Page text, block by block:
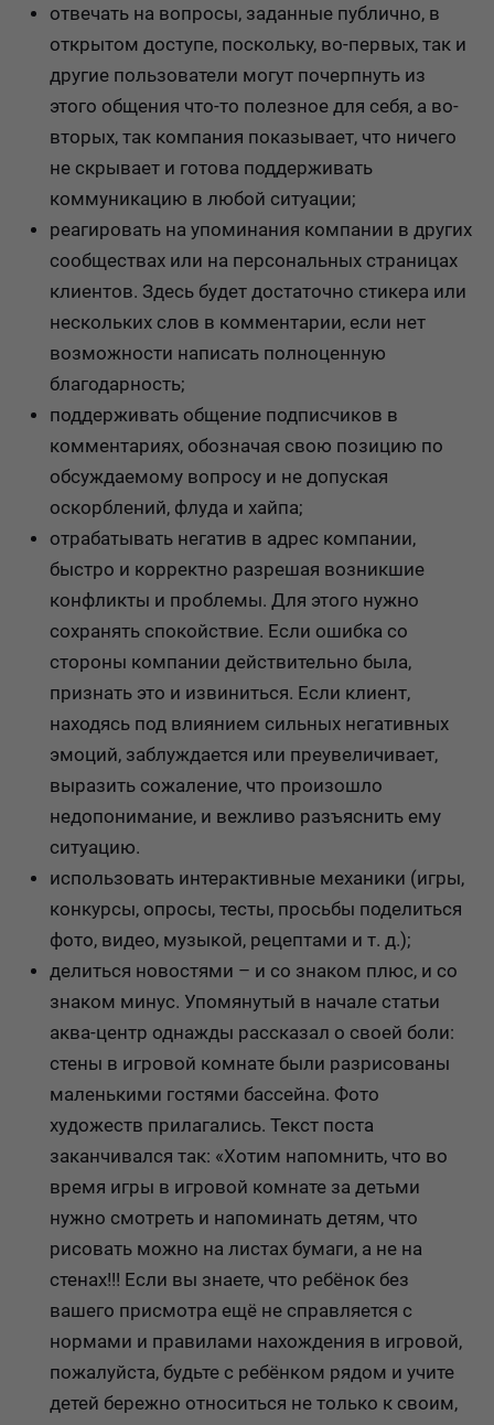
отвечать на вопросы, заданные публично, в
открытом доступе, поскольку, во-первых, так и
другие пользователи могут почерпнуть из
этого общения что-то полезное для себя, а во-
вторых, так компания показывает, что ничего
не скрывает и готова поддерживать
коммуникацию в любой ситуации;
реагировать на упоминания компании в других
сообществах или на персональных страницах
клиентов. Здесь будет достаточно стикера или
нескольких слов в комментарии, если нет
возможности написать полноценную
благодарность;
поддерживать общение подписчиков в
комментариях, обозначая свою позицию по
обсуждаемому вопросу и не допуская
оскорблений, флуда и хайпа;
отрабатывать негатив в адрес компании,
быстро и корректно разрешая возникшие
конфликты и проблемы. Для этого нужно
сохранять спокойствие. Если ошибка со
стороны компании действительно была,
признать это и извиниться. Если клиент,
находясь под влиянием сильных негативных
эмоций, заблуждается или преувеличивает,
выразить сожаление, что произошло
недопонимание, и вежливо разъяснить ему
ситуацию.
использовать интерактивные механики (игры,
конкурсы, опросы, тесты, просьбы поделиться
фото, видео, музыкой, рецептами и т. д.);
делиться новостями – и со знаком плюс, и со
знаком минус. Упомянутый в начале статьи
аква-центр однажды рассказал о своей боли:
стены в игровой комнате были разрисованы
маленькими гостями бассейна. Фото
художеств прилагались. Текст поста
заканчивался так: «Хотим напомнить, что во
время игры в игровой комнате за детьми
нужно смотреть и напоминать детям, что
рисовать можно на листах бумаги, а не на
стенах!!! Если вы знаете, что ребёнок без
вашего присмотра ещё не справляется с
нормами и правилами нахождения в игровой,
пожалуйста, будьте с ребёнком рядом и учите
детей бережно относиться не только к своим,